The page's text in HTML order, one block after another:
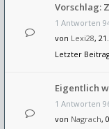
Vorschlag:
1 Antworten
von Lexi28,
Letzter
Eigentlich
1 Antworten
von Nagrach,